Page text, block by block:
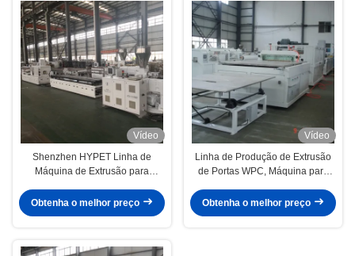
Vídeo
Shenzhen HYPET Linha de
Máquina de Extrusão para
de Uma Etapa, Fabricante de
Obtenha o melhor preço
Vídeo
Linha de Produção de Extrusão
de Portas WPC, Máquina para
de Compósito de Madeira e
Obtenha o melhor preço